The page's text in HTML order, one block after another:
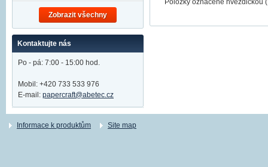
Zobrazit všechny
Kontaktujte nás
Po - pá: 7:00 - 15:00 hod.
Mobil: +420 733 533 976
E-mail: papercraft@abetec.cz
Informace k produktům Site map